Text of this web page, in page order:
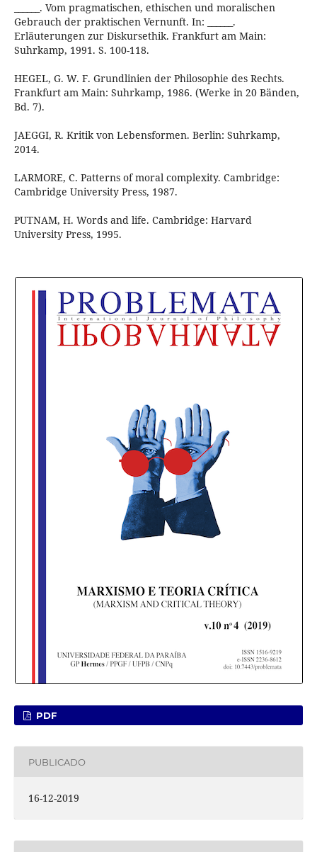
______. Vom pragmatischen, ethischen und moralischen
Gebrauch der praktischen Vernunft. In: ______.
Erläuterungen zur Diskursethik. Frankfurt am Main:
Suhrkamp, 1991. S. 100-118.
HEGEL, G. W. F. Grundlinien der Philosophie des Rechts.
Frankfurt am Main: Suhrkamp, 1986. (Werke in 20 Bänden,
Bd. 7).
JAEGGI, R. Kritik von Lebensformen. Berlin: Suhrkamp,
2014.
LARMORE, C. Patterns of moral complexity. Cambridge:
Cambridge University Press, 1987.
PUTNAM, H. Words and life. Cambridge: Harvard
University Press, 1995.
PDF
PUBLICADO
16-12-2019